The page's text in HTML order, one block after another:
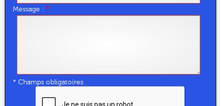
Message : *
* Champs obligatoires